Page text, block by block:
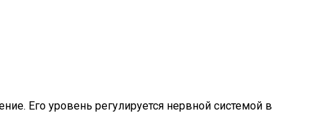
Его уровень регулируется нервной системой в